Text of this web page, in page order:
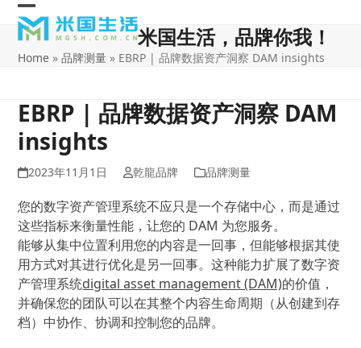
Skip
content
Open
mobile
Close
mobile
米国生活，品牌你我！
Home »品牌测量 » EBRP | 品牌数据资产洞察 DAM insights
EBRP | 品牌数据资产洞察 DAM
insights
2023年11月1日 乾龍品牌 品牌测量
您的数字资产管理系统不应只是一个存储中心，而是通过
这些指标来衡量性能，让您的 DAM 为您服务。
能够从集中位置利用您的内容是一回事，但能够根据其使
用方式对其进行优化是另一回事。这种能力扩展了数字资
产管理系统digital asset management (DAM)的价值，
并确保您的团队可以在其整个内容生命周期（从创建到存
档）中协作、协调和控制您的品牌。